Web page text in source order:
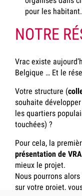
pour les
NOTRE
Vrac existe
Belgique … Et le
Votre structure (
souhaite
les quartiers
touchées) ?
Pour cela, la
présentation de
mieux le projet.
Nous pourrons
sur votre projet,